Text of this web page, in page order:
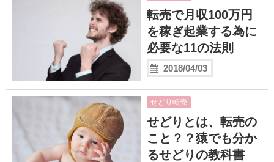
転売で月収100万円
を稼ぎ起業する為に
必要な11の法則
2018/04/03
せどり転売
せどりとは、転売の
こと？？猿でも分か
るせどりの教科書